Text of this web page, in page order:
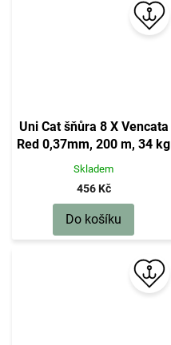
Uni Cat šňůra 8 X Vencata
Red 0,37mm, 200 m, 34 kg
Skladem
456 Kč
Do košíku